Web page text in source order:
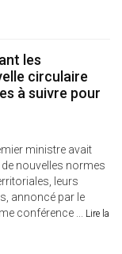
les
circulaire
à suivre pour
ministre avait
nouvelles normes
leurs
annoncé par le
conférence ... Lire la